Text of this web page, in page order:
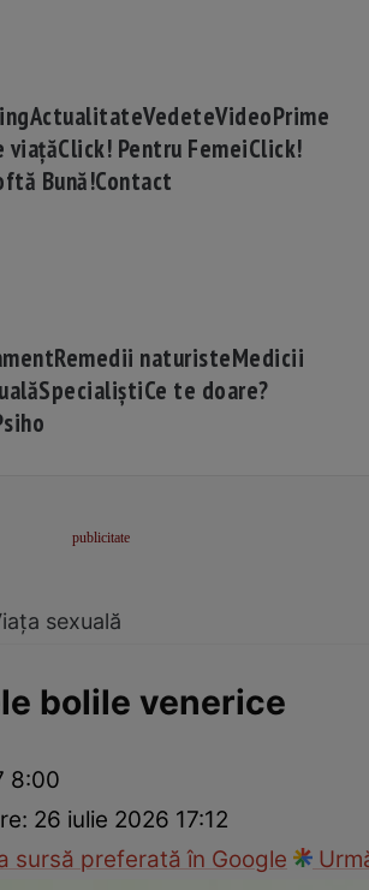
ActualitateVedeteVideoPrime
viațăClick! Pentru FemeiClick!
Bună!Contact
Remedii naturisteMedicii
SpecialiștiCe te doare?
sexuală
bolile venerice
8:00
26 iulie 2026 17:12
sursă preferată în Google